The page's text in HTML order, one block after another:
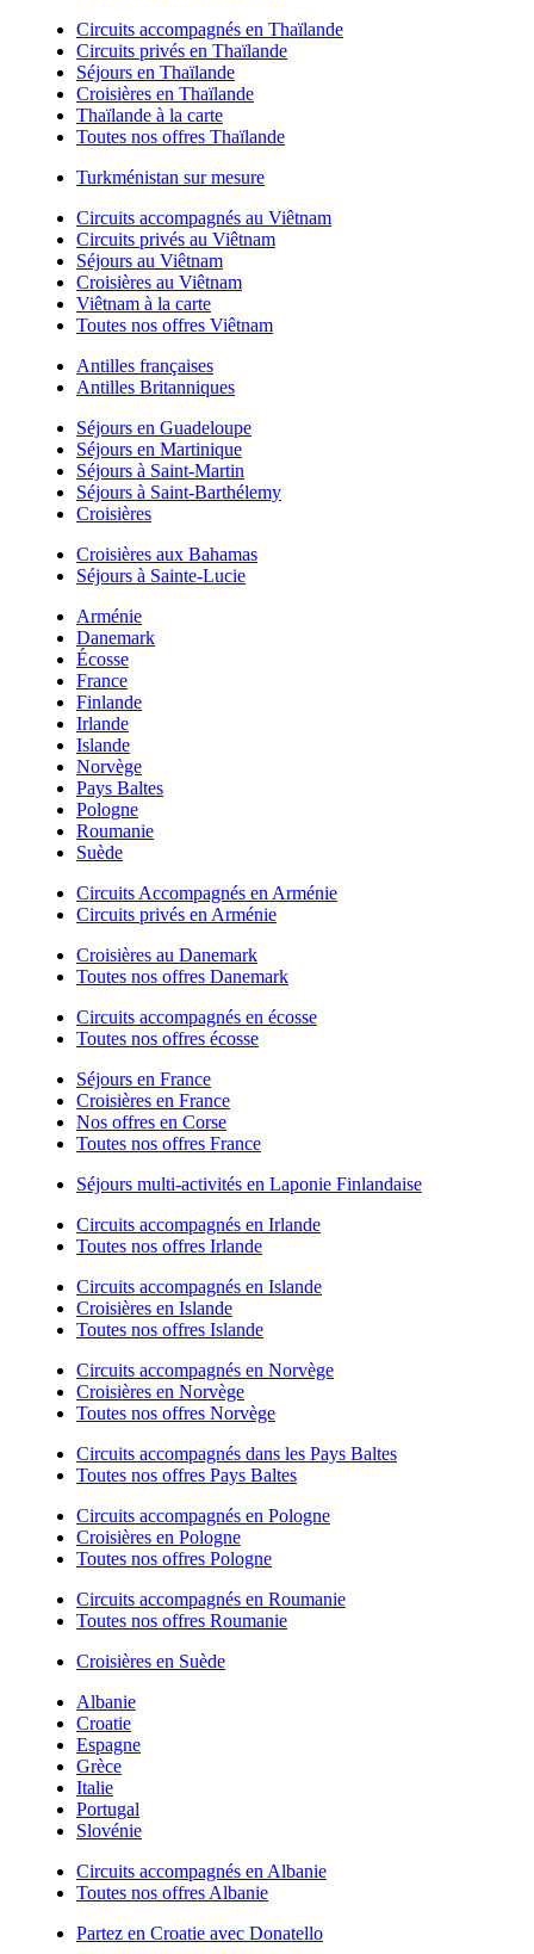
Circuits accompagnés en Thaïlande
Circuits privés en Thaïlande
Séjours en Thaïlande
Croisières en Thaïlande
Thaïlande à la carte
Toutes nos offres Thaïlande
Turkménistan sur mesure
Circuits accompagnés au Viêtnam
Circuits privés au Viêtnam
Séjours au Viêtnam
Croisières au Viêtnam
Viêtnam à la carte
Toutes nos offres Viêtnam
Antilles françaises
Antilles Britanniques
Séjours en Guadeloupe
Séjours en Martinique
Séjours à Saint-Martin
Séjours à Saint-Barthélemy
Croisières
Croisières aux Bahamas
Séjours à Sainte-Lucie
Arménie
Danemark
Écosse
France
Finlande
Irlande
Islande
Norvège
Pays Baltes
Pologne
Roumanie
Suède
Circuits Accompagnés en Arménie
Circuits privés en Arménie
Croisières au Danemark
Toutes nos offres Danemark
Circuits accompagnés en écosse
Toutes nos offres écosse
Séjours en France
Croisières en France
Nos offres en Corse
Toutes nos offres France
Séjours multi-activités en Laponie Finlandaise
Circuits accompagnés en Irlande
Toutes nos offres Irlande
Circuits accompagnés en Islande
Croisières en Islande
Toutes nos offres Islande
Circuits accompagnés en Norvège
Croisières en Norvège
Toutes nos offres Norvège
Circuits accompagnés dans les Pays Baltes
Toutes nos offres Pays Baltes
Circuits accompagnés en Pologne
Croisières en Pologne
Toutes nos offres Pologne
Circuits accompagnés en Roumanie
Toutes nos offres Roumanie
Croisières en Suède
Albanie
Croatie
Espagne
Grèce
Italie
Portugal
Slovénie
Circuits accompagnés en Albanie
Toutes nos offres Albanie
Partez en Croatie avec Donatello